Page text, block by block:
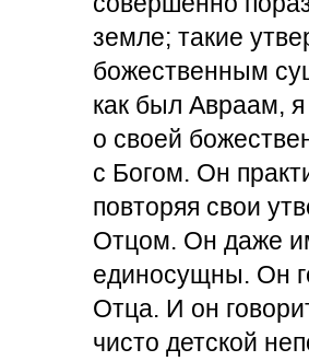
земле; такие
божественным
как был Авраам,
о своей
с Богом. Он
повторяя свои
Отцом. Он даже
единосущны. Он
Отца. И он
чисто детской